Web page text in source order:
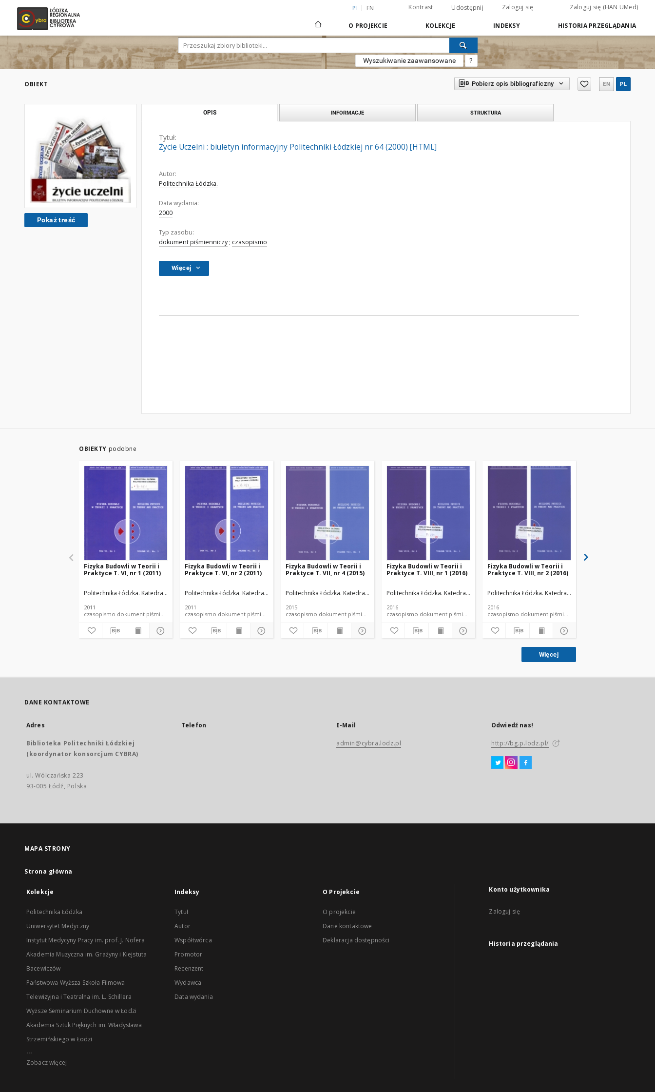
PL EN Kontrast Udostępnij Zaloguj się Zaloguj się (HAN UMed)
O PROJEKCIE KOLEKCJE INDEKSY HISTORIA PRZEGLĄDANIA
Wyszukiwanie zaawansowane ?
OBIEKT Pobierz opis bibliograficzny EN PL
Pokaż treść
OPIS INFORMACJE STRUKTURA
Tytuł:
Życie Uczelni : biuletyn informacyjny Politechniki Łódzkiej nr 64 (2000) [HTML]
Autor:
Politechnika Łódzka.
Data wydania:
2000
Typ zasobu:
dokument piśmienniczy; czasopismo
Więcej
OBIEKTY podobne
Fizyka Budowli w Teorii i
Praktyce T. VI, nr 1 (2011)
Politechnika Łódzka. Katedra Fizyki Budowli i Materiałów Budowlanych.
2011
czasopismo dokument piśmienniczy
Fizyka Budowli w Teorii i
Praktyce T. VI, nr 2 (2011)
Politechnika Łódzka. Katedra Fizyki Budowli i Materiałów Budowlanych.
2011
czasopismo dokument piśmienniczy
Fizyka Budowli w Teorii i
Praktyce T. VII, nr 4 (2015)
Politechnika Łódzka. Katedra Fizyki Budowli i Materiałów Budowlanych.
2015
czasopismo dokument piśmienniczy
Fizyka Budowli w Teorii i
Praktyce T. VIII, nr 1 (2016)
Politechnika Łódzka. Katedra Fizyki Budowli i Materiałów Budowlanych.
2016
czasopismo dokument piśmienniczy
Fizyka Budowli w Teorii i
Praktyce T. VIII, nr 2 (2016)
Politechnika Łódzka. Katedra Fizyki Budowli i Materiałów
2016
czasopismo dokument piśmienniczy
Więcej
DANE KONTAKTOWE
Adres
Biblioteka Politechniki Łódzkiej
(koordynator konsorcjum CYBRA)
ul. Wólczańska 223
93-005 Łódź, Polska
Telefon E-Mail
admin@cybra.lodz.pl
Odwiedź nas!
http://bg.p.lodz.pl/
MAPA STRONY
Strona główna
Kolekcje
Politechnika Łódzka
Uniwersytet Medyczny
Instytut Medycyny Pracy im. prof. J. Nofera
Akademia Muzyczna im. Grażyny i Kiejstuta
Bacewiczów
Państwowa Wyższa Szkoła Filmowa
Telewizyjna i Teatralna im. L. Schillera
Wyższe Seminarium Duchowne w Łodzi
Akademia Sztuk Pięknych im. Władysława
Strzemińskiego w Łodzi
...
Zobacz więcej
Indeksy
Tytuł
Autor
Współtwórca
Promotor
Recenzent
Wydawca
Data wydania
O Projekcie
O projekcie
Dane kontaktowe
Deklaracja dostępności
Konto użytkownika
Zaloguj się
Historia przeglądania